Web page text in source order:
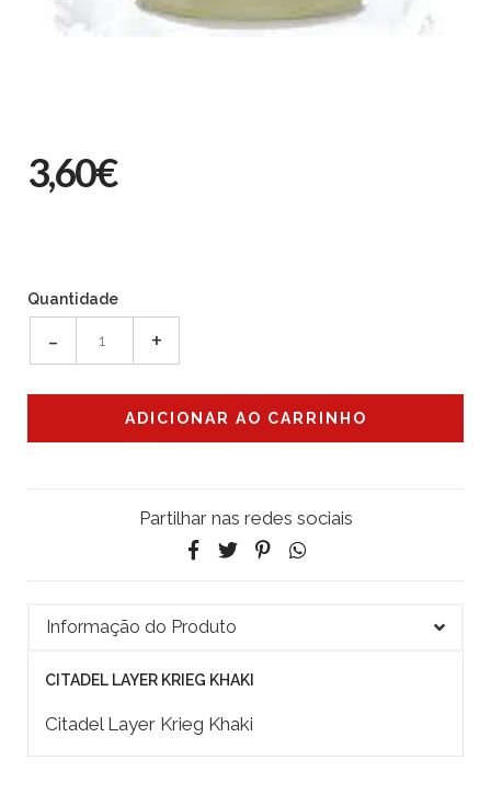
3,60€
Quantidade
- +
Partilhar nas redes sociais
Informação do Produto
CITADEL LAYER KRIEG KHAKI
Citadel Layer Krieg Khaki